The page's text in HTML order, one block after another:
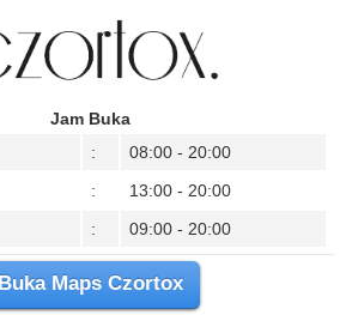
Jam Buka
:
08:00 - 20:00
:
13:00 - 20:00
: 09:00 - 20:00
Buka Maps Czortox